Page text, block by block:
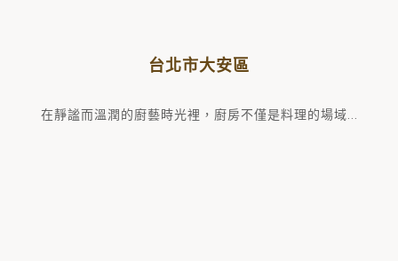
台北市大安區
在靜謐而溫潤的廚藝時光裡，廚房不僅是料理的場域...